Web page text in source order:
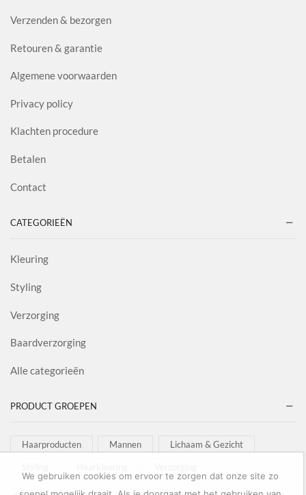
Verzenden & bezorgen
Retouren & garantie
Algemene voorwaarden
Privacy policy
Klachten procedure
Betalen
Contact
CATEGORIEËN
Kleuring
Styling
Verzorging
Baardverzorging
Alle categorieën
PRODUCT GROEPEN
Haarproducten Mannen Lichaam & Gezicht
We gebruiken cookies om ervoor te zorgen dat onze site zo